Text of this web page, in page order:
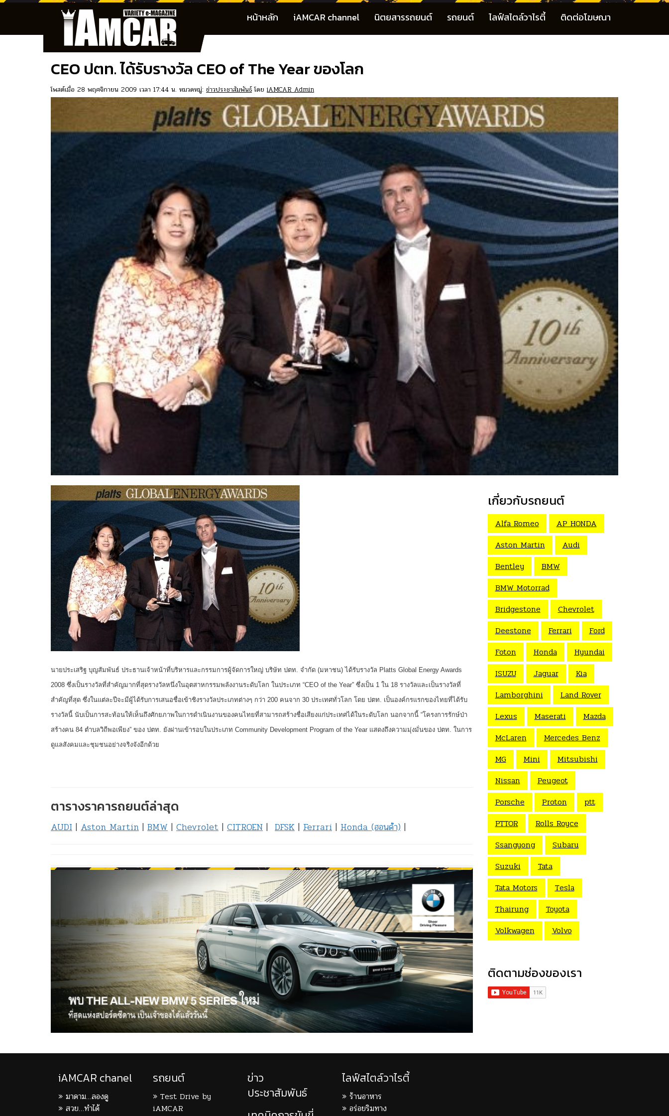
หน้าหลัก iAMCAR channel นิตยสารรถยนต์ รถยนต์ ไลฟ์สไตล์วาไรตี้ ติดต่อโฆษณา
CEO ปตท. ได้รับรางวัล CEO of The Year ของโลก
โพสต์เมื่อ 28 พฤศจิกายน 2009 เวลา 17:44 น. หมวดหมู่: ข่าวประชาสัมพันธ์โดย iAMCAR Admin
นายประเสริฐ บุญสัมพันธ์ ประธานเจ้าหน้าที่บริหารและกรรมการผู้จัดการใหญ่ บริษัท ปตท. จำกัด (มหาชน) ได้รับรางวัล Platts Global Energy Awards
2008 ซึ่งเป็นรางวัลที่สำคัญมากที่สุดรางวัลหนึ่งในอุตสาหกรรมพลังงานระดับโลก ในประเภท “CEO of the Year” ซึ่งเป็น 1 ใน 18 รางวัลและเป็นรางวัลที่
สำคัญที่สุด ซึ่งในแต่ละปีจะมีผู้ได้รับการเสนอชื่อเข้าชิงรางวัลประเภทต่างๆ กว่า 200 คนจาก 30 ประเทศทั่วโลก โดย ปตท. เป็นองค์กรแรกของไทยที่ได้รับ
รางวัลนี้ นับเป็นการสะท้อนให้เห็นถึงศักยภาพในการดำเนินงานของคนไทยที่สามารถสร้างชื่อเสียงแก่ประเทศได้ในระดับโลก นอกจากนี้ “โครงการรักษ์ป่า
สร้างคน 84 ตำบลวิถีพอเพียง” ของ ปตท. ยังผ่านเข้ารอบในประเภท Community Development Program of the Year แสดงถึงความมุ่งมั่นของ ปตท. ในการ
ดูแลสังคมและชุมชนอย่างจริงจังอีกด้วย
ตารางราคารถยนต์ล่าสุด
AUDI | Aston Martin | BMW | Chevrolet | CITROEN | DFSK | Ferrari | Honda (ฮอนด้า) |
เกี่ยวกับรถยนต์
Alfa Romeo
AP HONDA
Aston Martin
Audi
Bentley
BMW
BMW Motorrad
Bridgestone
Chevrolet
Deestone
Ferrari
Ford
Foton
Honda
Hyundai
ISUZU
Jaguar
Kia
Lamborghini
Land Rover
Lexus
Maserati
Mazda
McLaren
Mercedes Benz
MG
Mini
Mitsubishi
Nissan
Peugeot
Porsche
Proton
ptt
PTTOR
Rolls Royce
Ssangyong
Subaru
Suzuki
Tata
Tata Motors
Tesla
Thairung
Toyota
Volkwagen
Volvo
ติดตามช่องของเรา
iAMCAR chanel
มาดาม…ลองดู
สวย…ทำได้
รถยนต์
Test Drive by
iAMCAR
ข่าว
ประชาสัมพันธ์
ไลฟ์สไตล์วาไรตี้
ร้านอาหาร
อร่อยริมทาง